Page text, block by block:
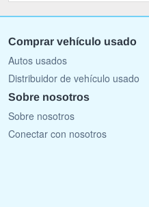
Comprar vehículo usado
Autos usados
Distribuidor de vehículo usado
Sobre nosotros
Sobre nosotros
Conectar con nosotros